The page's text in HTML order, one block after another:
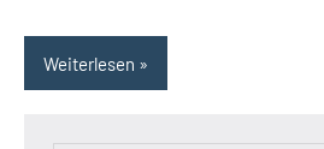
Weiterlesen